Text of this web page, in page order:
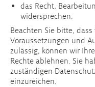
das Recht,
widersprechen.
Beachten Sie bitte,
Voraussetzungen und
zulässig, können wir
Rechte ablehnen. Sie
zuständigen
einzureichen.